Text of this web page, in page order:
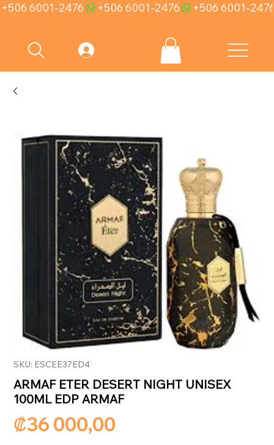
+506 6001-2476
SKU: ESCEE37ED4
ARMAF ETER DESERT NIGHT UNISEX
100ML EDP ARMAF
₡36 000,00